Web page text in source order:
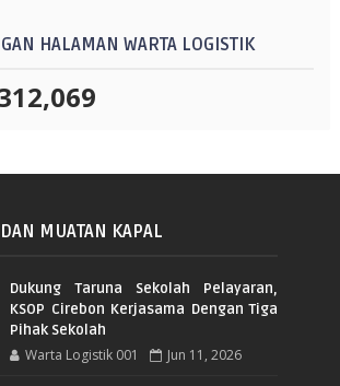
HALAMAN WARTA LOGISTIK
MUATAN KAPAL
Dukung Taruna Sekolah Pelayaran,
KSOP Cirebon Kerjasama Dengan Tiga
Pihak Sekolah
Warta Logistik 001 Jun 11, 2026